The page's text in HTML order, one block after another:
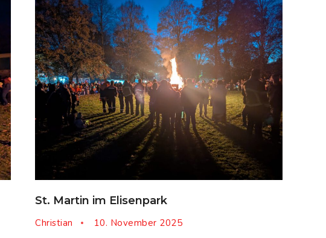
St. Martin im Elisenpark
Christian
10. November 2025